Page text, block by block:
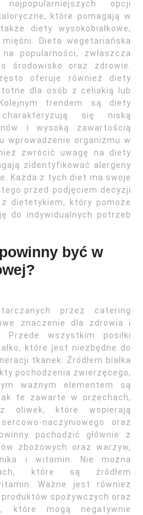
opcji
które pomagają w
diety wysokobiałkowe,
Dieta wegetariańska
popularności, zwłaszcza
środowisko oraz zdrowie.
oferuje również diety
dla osób z celiakią lub
trendem są diety
się niską
i wysoką zawartością
wprowadzenie organizmu w
zwrócić uwagę na diety
zidentyfikować alergeny
Każda z tych diet ma swoje
przed podjęciem decyzji
dietetykiem, który pomoże
do indywidualnych potrzeb
być w
przez catering
znaczenie dla zdrowia i
Przede wszystkim posiłki
które jest niezbędne do
tkanek. Źródłem białka
pochodzenia zwierzęcego,
ważnym elementem są
te zawarte w orzechach,
oliwek, które wspierają
naczyniowego oraz
pochodzić głównie z
zbożowych oraz warzyw,
i witamin. Nie można
które są źródłem
Ważne jest również
spożywczych oraz
które mogą negatywnie